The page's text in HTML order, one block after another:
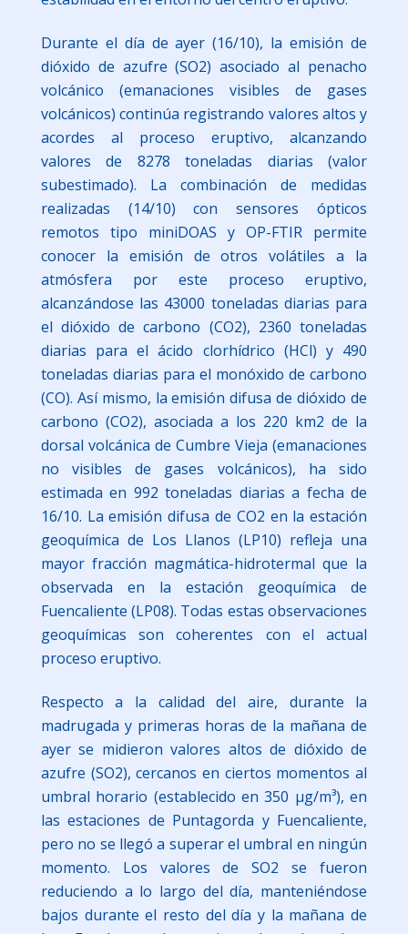
Durante el día de ayer (16/10), la emisión de
dióxido de azufre (SO2) asociado al penacho
volcánico (emanaciones visibles de gases
volcánicos) continúa registrando valores altos y
acordes al proceso eruptivo, alcanzando
valores de 8278 toneladas diarias (valor
subestimado). La combinación de medidas
realizadas (14/10) con sensores ópticos
remotos tipo miniDOAS y OP-FTIR permite
conocer la emisión de otros volátiles a la
atmósfera por este proceso eruptivo,
alcanzándose las 43000 toneladas diarias para
el dióxido de carbono (CO2), 2360 toneladas
diarias para el ácido clorhídrico (HCl) y 490
toneladas diarias para el monóxido de carbono
(CO). Así mismo, la emisión difusa de dióxido de
carbono (CO2), asociada a los 220 km2 de la
dorsal volcánica de Cumbre Vieja (emanaciones
no visibles de gases volcánicos), ha sido
estimada en 992 toneladas diarias a fecha de
16/10. La emisión difusa de CO2 en la estación
geoquímica de Los Llanos (LP10) refleja una
mayor fracción magmática-hidrotermal que la
observada en la estación geoquímica de
Fuencaliente (LP08). Todas estas observaciones
geoquímicas son coherentes con el actual
proceso eruptivo.
Respecto a la calidad del aire, durante la
madrugada y primeras horas de la mañana de
ayer se midieron valores altos de dióxido de
azufre (SO2), cercanos en ciertos momentos al
umbral horario (establecido en 350 µg/m³), en
las estaciones de Puntagorda y Fuencaliente,
pero no se llegó a superar el umbral en ningún
momento. Los valores de SO2 se fueron
reduciendo a lo largo del día, manteniéndose
bajos durante el resto del día y la mañana de